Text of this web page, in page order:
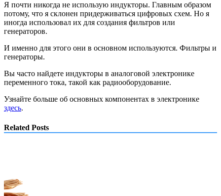
Я почти никогда не использую индукторы. Главным образом
потому, что я склонен придерживаться цифровых схем. Но я
иногда использовал их для создания фильтров или
генераторов.
И именно для этого они в основном используются. Фильтры и
генераторы.
Вы часто найдете индукторы в аналоговой электронике
переменного тока, такой как радиооборудование.
Узнайте больше об основных компонентах в электронике
здесь.
Related Posts